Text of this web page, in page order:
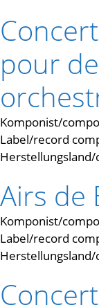
pour
Komponist/
Label/record
Airs de
Komponist/
Label/record